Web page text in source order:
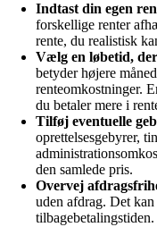
Indtast din egen
forskellige renter
rente, du realistisk
Vælg en løbetid,
betyder højere
renteomkostninger.
du betaler mere i
Tilføj eventuelle
oprettelsesgebyrer,
den samlede pris.
Overvej
uden afdrag. Det
tilbagebetalingstiden.